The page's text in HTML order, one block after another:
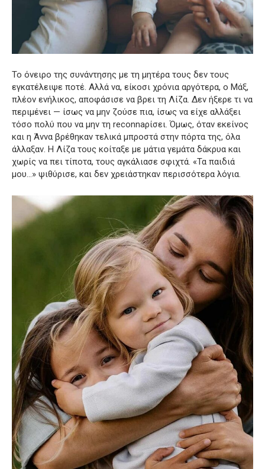
Το όνειρο της συνάντησης με τη μητέρα τους δεν τους
εγκατέλειψε ποτέ. Αλλά να, είκοσι χρόνια αργότερα, ο Μάξ,
πλέον ενήλικος, αποφάσισε να βρει τη Λίζα. Δεν ήξερε τι να
περιμένει — ίσως να μην ζούσε πια, ίσως να είχε αλλάξει
τόσο πολύ που να μην τη reconnaρίσει. Όμως, όταν εκείνος
και η Άννα βρέθηκαν τελικά μπροστά στην πόρτα της, όλα
άλλαξαν. Η Λίζα τους κοίταξε με μάτια γεμάτα δάκρυα και
χωρίς να πει τίποτα, τους αγκάλιασε σφιχτά. «Τα παιδιά
μου…» ψιθύρισε, και δεν χρειάστηκαν περισσότερα λόγια.